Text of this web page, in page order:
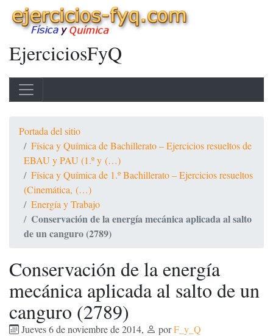
EjerciciosFyQ
Portada del sitio
Física y Química de Bachillerato – Ejercicios resueltos de
EBAU y PAU (1.º y (…)
Física y Química de 1.º Bachillerato – Ejercicios resueltos
(Cinemática, (…)
Energía y Trabajo
Conservación de la energía mecánica aplicada al salto
de un canguro (2789)
Conservación de la energía
mecánica aplicada al salto de un
canguro (2789)
Jueves 6 de noviembre de 2014, porF_y_Q